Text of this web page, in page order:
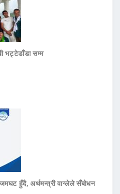
भट्टेडाँडा सम्म
हुँदै, अर्थमन्त्री वाग्लेले सँबोधन